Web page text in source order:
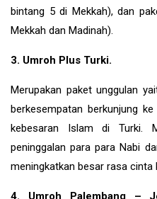
bintang 5 di Mekkah), dan
Mekkah dan Madinah).
3. Umroh Plus Turki.
Merupakan paket unggulan
berkesempatan berkunjung
kebesaran Islam diTurki.
peninggalan para para Nabi
meningkatkan besar rasa cinta
4. Umroh Palembang –